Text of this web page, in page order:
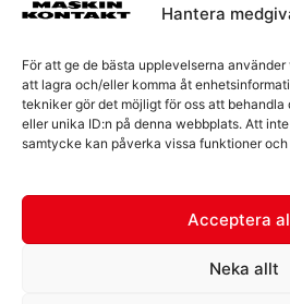
Hantera
För att ge de bästa upplevelserna
att lagra och/eller komma åt
tekniker gör det möjligt för oss att behandla
eller unika ID:n på denna webbplats. Att
samtycke kan påverka vissa funktioner
Acceptera
Neka allt